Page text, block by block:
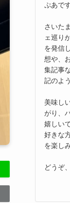
ぷあで
さいた
ェ巡り
を発信
想や、
集記事
記のよ
美味し
がり、
嬉しい
好きな
を楽し
どうぞ